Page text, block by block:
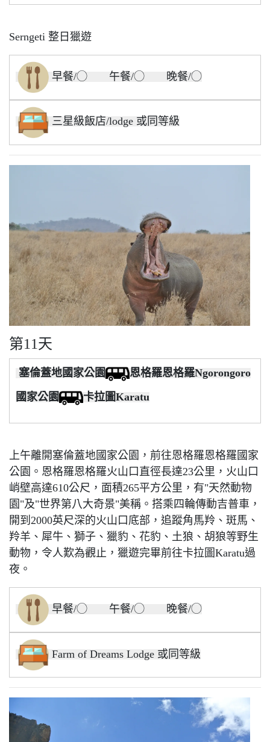
Serngeti 整日獵遊
早餐/◯ 午餐/◯ 晚餐/◯
三星級飯店/lodge 或同等級
第11天
塞倫蓋地國家公園
恩格羅恩格羅Ngorongoro
國家公園
卡拉圖Karatu
上午離開塞倫蓋地國家公園，前往恩格羅恩格羅國家
公園。恩格羅恩格羅火山口直徑長達23公里，火山口
峭壁高達610公尺，面積265平方公里，有"天然動物
園"及"世界第八大奇景"美稱。搭乘四輪傳動吉普車，
開到2000英尺深的火山口底部，追蹤角馬羚、斑馬、
羚羊、犀牛、獅子、獵豹、花豹、土狼、胡狼等野生
動物，令人歎為觀止，獵遊完畢前往卡拉圖Karatu過
夜。
早餐/◯ 午餐/◯ 晚餐/◯
Farm of Dreams Lodge 或同等級